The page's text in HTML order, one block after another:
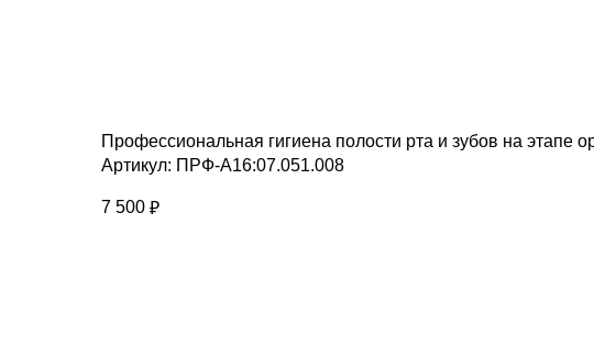
Профессиональная гигиена полости рта и зубов на этапе
Артикул: ПРФ-А16:07.051.008
7 500 ₽